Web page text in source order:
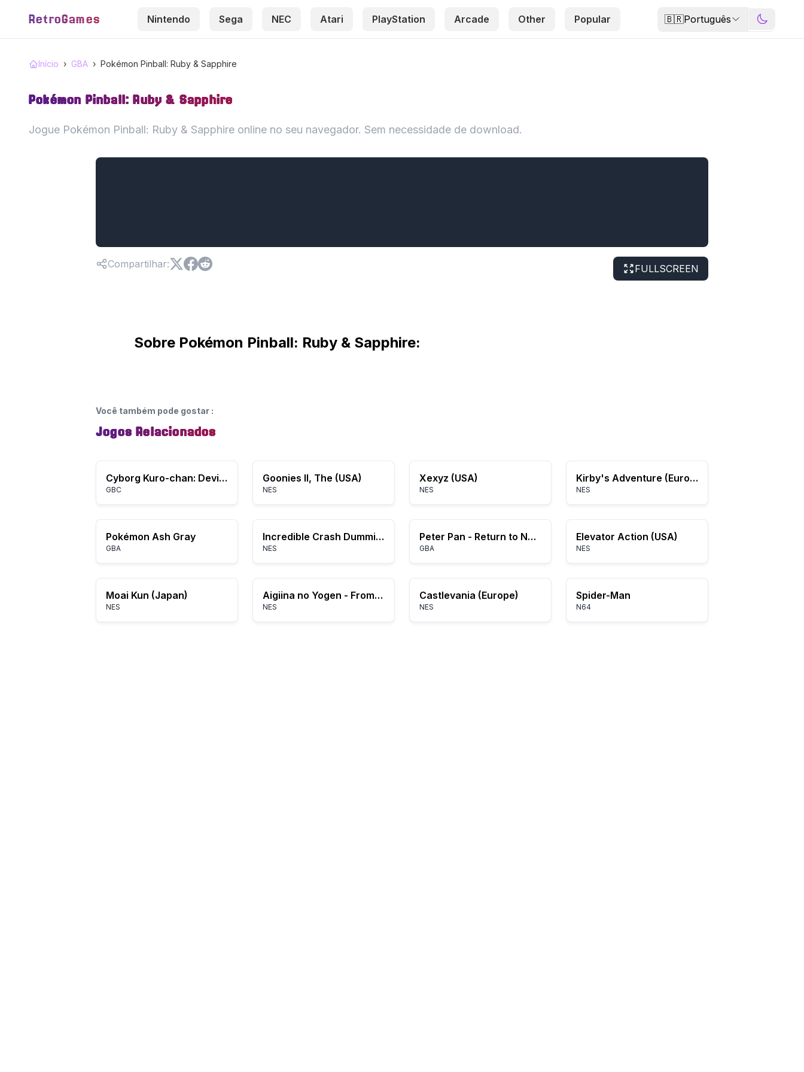
RetroGames Nintendo Sega NEC Atari PlayStation Arcade Other Popular 🇧🇷Português
Início › GBA › Pokémon Pinball: Ruby & Sapphire
Pokémon Pinball: Ruby & Sapphire
Jogue Pokémon Pinball: Ruby & Sapphire online no seu navegador. Sem necessidade de download.
Compartilhar: FULLSCREEN
Sobre Pokémon Pinball: Ruby & Sapphire:
Você também pode gostar :
Jogos Relacionados
Cyborg Kuro-chan: Devil Fukkatsu!!
GBC
Goonies II, The (USA)
NES
Xexyz (USA)
NES
Kirby's Adventure (Europe)
NES
Pokémon Ash Gray
GBA
Incredible Crash Dummies, The (Europe)
NES
Peter Pan - Return to Neverland (E)(Lightforce)
GBA
Elevator Action (USA)
NES
Moai Kun (Japan)
NES
Aigiina no Yogen - From The Legend of Balubalouk (Japan)
NES
Castlevania (Europe)
NES
Spider-Man
N64